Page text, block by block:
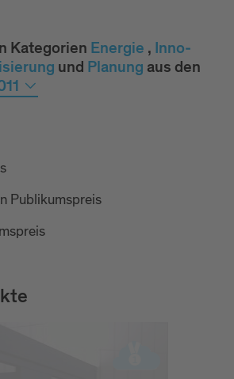
Kategorien Ener­gie , Inno­
und Pla­nung aus den
Publikumspreis